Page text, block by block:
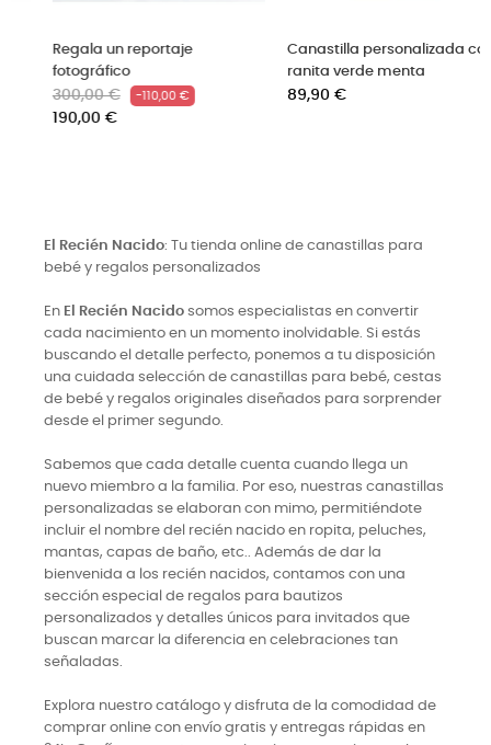
Regala un reportaje
fotográfico
Precio
base
300,00 € -110,00 € Precio
190,00 €
Canastilla personalizada con
ranita verde menta
Precio
89,90 €
El Recién Nacido: Tu tienda online de canastillas para
bebé y regalos personalizados
En El Recién Nacido somos especialistas en convertir
cada nacimiento en un momento inolvidable. Si estás
buscando el detalle perfecto, ponemos a tu disposición
una cuidada selección de canastillas para bebé, cestas
de bebé y regalos originales diseñados para sorprender
desde el primer segundo.
Sabemos que cada detalle cuenta cuando llega un
nuevo miembro a la familia. Por eso, nuestras canastillas
personalizadas se elaboran con mimo, permitiéndote
incluir el nombre del recién nacido en ropita, peluches,
mantas, capas de baño, etc.. Además de dar la
bienvenida a los recién nacidos, contamos con una
sección especial de regalos para bautizos
personalizados y detalles únicos para invitados que
buscan marcar la diferencia en celebraciones tan
señaladas.
Explora nuestro catálogo y disfruta de la comodidad de
comprar online con envío gratis y entregas rápidas en